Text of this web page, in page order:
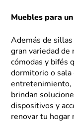
Muebles para
Además de
gran variedad de
cómodas y bifés
dormitorio o sala
entretenimiento,
brindan
dispositivos y
renovar tu hogar